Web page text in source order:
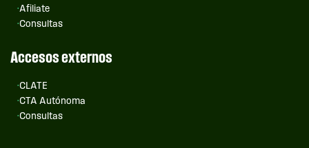
Afiliate
Consultas
Accesos externos
CLATE
CTA Autónoma
Consultas